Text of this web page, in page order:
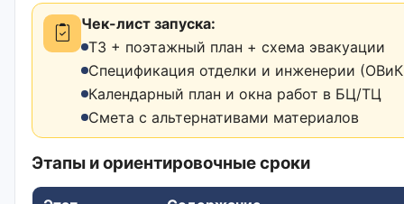
Чек-лист запуска:
ТЗ + поэтажный план + схема эвакуации
Спецификация отделки и инженерии
Календарный план и окна работ в БЦ/ТЦ
Смета с альтернативами материалов
Этапы и ориентировочные сроки